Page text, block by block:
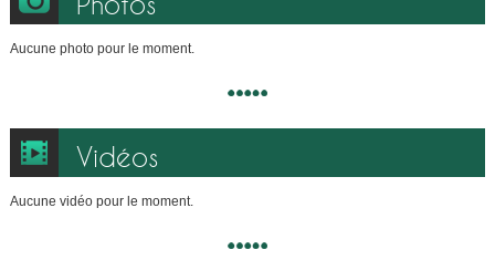
Aucune photo pour le moment.
Vidéos
Aucune vidéo pour le moment.